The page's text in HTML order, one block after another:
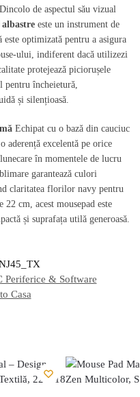
Dincolo de aspectul său vizual
este un instrument de
optimizată pentru a asigura
ului, indiferent dacă utilizezi
protejează piciorușele
pentru încheietură,
și silențioasă.
Echipat cu o bază din cauciuc
aderență excelentă pe orice
în momentele de lucru
garantează culori
claritatea florilor navy pentru
cm, acest mousepad este
și suprafața utilă generoasă.
Periferice & Software
Casa